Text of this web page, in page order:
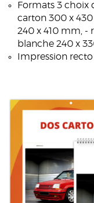
Formats 3 choix
carton 300 x
240 x 410 mm, -
blanche 240 x
Impression recto